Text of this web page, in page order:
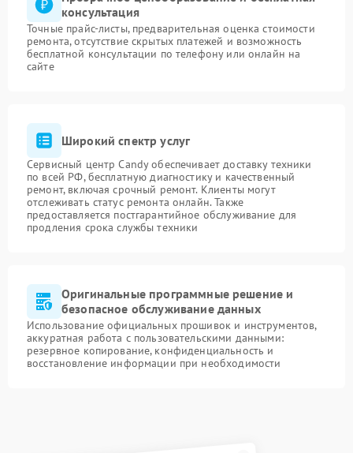
консультация
Точные прайс-листы, предварительная оценка стоимости
ремонта, отсутствие скрытых платежей и возможность
бесплатной консультации по телефону или онлайн на
сайте
Широкий спектр услуг
Сервисный центр Candy обеспечивает доставку техники
по всей РФ, бесплатную диагностику и качественный
ремонт, включая срочный ремонт. Клиенты могут
отслеживать статус ремонта онлайн. Также
предоставляется постгарантийное обслуживание для
продления срока службы техники
Оригинальные программные решение и
безопасное обслуживание данных
Использование официальных прошивок и инструментов,
аккуратная работа с пользовательскими данными:
резервное копирование, конфиденциальность и
восстановление информации при необходимости